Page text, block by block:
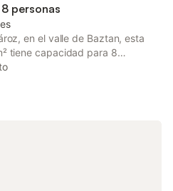
personas
en el valle de Baztan, esta
tiene capacidad para 8
cuenta con 2 camas
ofreciendo una